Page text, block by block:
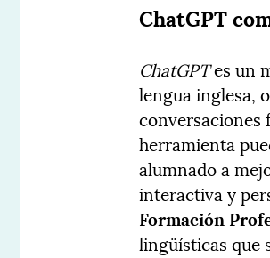
ChatGPT
ChatGPTes un
lengua inglesa,
conversaciones
herramienta
alumnado a
interactiva y
Formación
lingüísticas que